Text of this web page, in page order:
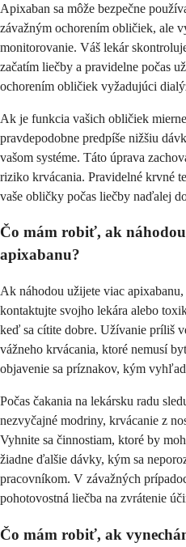
Apixaban sa môže bezpečne
závažným ochorením obličiek, ale
monitorovanie. Váš lekár
začatím liečby a pravidelne počas
ochorením obličiek vyžadujúci
Ak je funkcia vašich obličiek
pravdepodobne predpíše nižšiu
vašom systéme. Táto úprava
riziko krvácania. Pravidelné krvné
vaše obličky počas liečby naďalej
Čo mám robiť, ak
apixabanu?
Ak náhodou užijete viac
kontaktujte svojho lekára alebo
keď sa cítite dobre. Užívanie príliš
vážneho krvácania, ktoré nemusí
objavenie sa príznakov, kým
Počas čakania na lekársku radu
nezvyčajné modriny, krvácanie z
Vyhnite sa činnostiam, ktoré by
žiadne ďalšie dávky, kým sa
pracovníkom. V závažných
pohotovostná liečba na zvrátenie
Čo mám robiť, ak